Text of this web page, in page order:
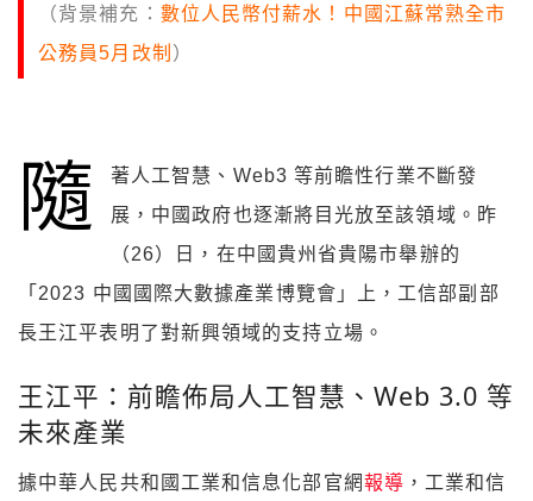
（背景補充： 數位人民幣付薪水！中國江蘇常熟全市
公務員5月改制 ）
隨
著人工智慧、Web3 等前瞻性行業不斷發
展，中國政府也逐漸將目光放至該領域。昨
（26）日，在中國貴州省貴陽市舉辦的
「2023 中國國際大數據產業博覽會」上，工信部副部
長王江平表明了對新興領域的支持立場。
王江平：前瞻佈局人工智慧、Web 3.0 等
未來產業
據中華人民共和國工業和信息化部官網報導 ，工業和信